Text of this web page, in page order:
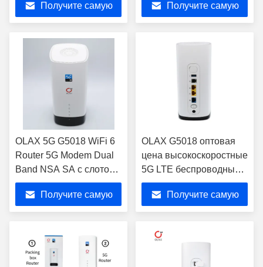
маршрутизатор 4 RJ45
Wi-Fi модем
B3B5B7B8B20B40 N41
4G Wi-Fi
маршрутизатор
Получите самую
беспроводный Wi-Fi 6
Обычный
сим-картой
Получите самую
OLAX 5G G5018 WiFi 6
Router 5G Modem Dual
Band NSA SA с слотом
SIM-карты для офиса
Получите самую
OLAX G5018 оптовая
цена высокоскоростные
5G LTE беспроводные
WiFi портативные
игровые смарт-
домашние роутеры
Получите самую